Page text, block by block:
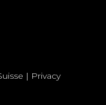
| Privacy